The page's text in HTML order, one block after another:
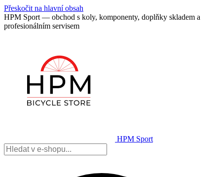
Přeskočit na hlavní obsah
HPM Sport — obchod s koly, komponenty, doplňky skladem a
profesionálním servisem
HPM Sport